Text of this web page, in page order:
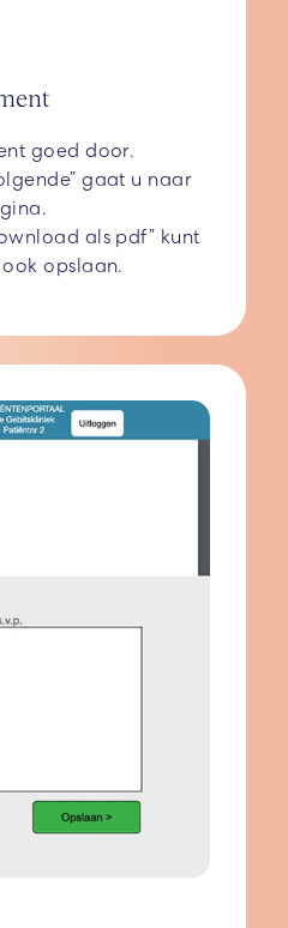
goed door.
gaat u naar
als pdf” kunt
opslaan.